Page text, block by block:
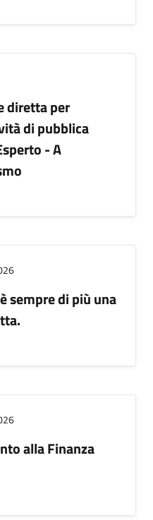
diretta per
di pubblica
- A
sempre di più una
alla Finanza